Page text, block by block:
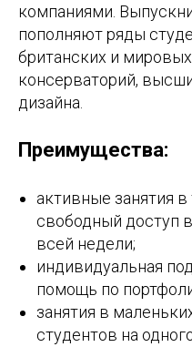
компаниями.
пополняют ряды
британских и
консерваторий,
дизайна.
Преимущества:
активные занятия в
свободный доступ
всей недели;
индивидуальная
помощь по
занятия в
студентов на